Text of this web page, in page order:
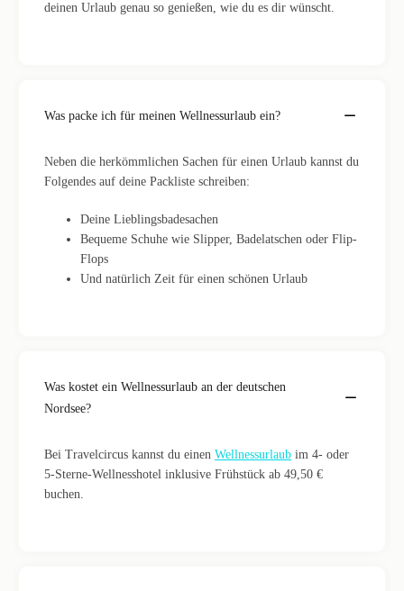
deinen Urlaub genau so genießen, wie du es dir wünscht.
Was packe ich für meinen Wellnessurlaub ein?
Neben die herkömmlichen Sachen für einen Urlaub kannst du
Folgendes auf deine Packliste schreiben:
Deine Lieblingsbadesachen
Bequeme Schuhe wie Slipper, Badelatschen oder Flip-
Flops
Und natürlich Zeit für einen schönen Urlaub
Was kostet ein Wellnessurlaub an der deutschen
Nordsee?
Bei Travelcircus kannst du einen Wellnessurlaub im 4- oder
5-Sterne-Wellnesshotel inklusive Frühstück ab 49,50 €
buchen.